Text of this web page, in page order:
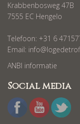
Krabbenbosweg 47B
7555 EC Hengelo
Telefoon: +31 6
Email:
ANBI informatie
Social media